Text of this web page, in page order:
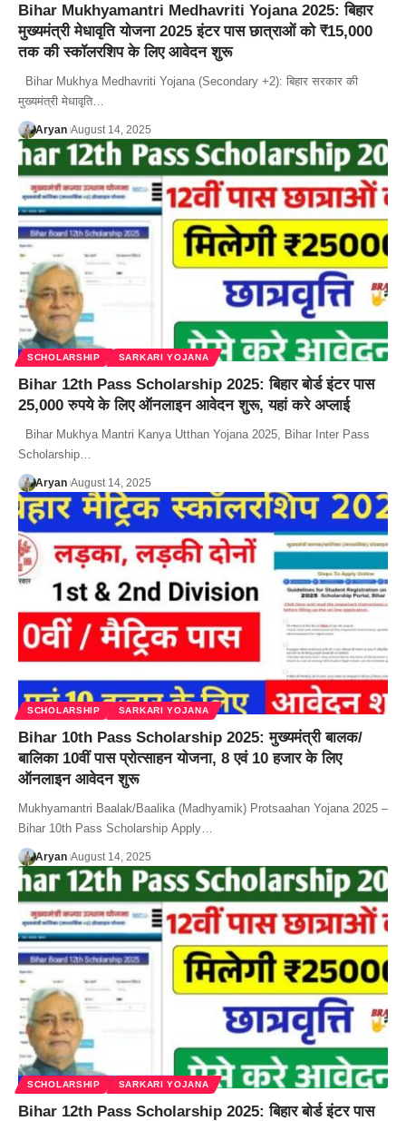
Bihar Mukhyamantri Medhavriti Yojana 2025: बिहार
मुख्यमंत्री मेधावृति योजना 2025 इंटर पास छात्राओं को ₹15,000
तक की स्कॉलरशिप के लिए आवेदन शुरू
Bihar Mukhya Medhavriti Yojana (Secondary +2): बिहार सरकार की
मुख्यमंत्री मेधावृति…
Aryan August 14, 2025
SCHOLARSHIP SARKARI YOJANA
Bihar 12th Pass Scholarship 2025: बिहार बोर्ड इंटर पास
25,000 रुपये के लिए ऑनलाइन आवेदन शुरू, यहां करे अप्लाई
Bihar Mukhya Mantri Kanya Utthan Yojana 2025, Bihar Inter Pass
Scholarship…
Aryan August 14, 2025
SCHOLARSHIP SARKARI YOJANA
Bihar 10th Pass Scholarship 2025: मुख्यमंत्री बालक/
बालिका 10वीं पास प्रोत्साहन योजना, 8 एवं 10 हजार के लिए
ऑनलाइन आवेदन शुरू
Mukhyamantri Baalak/Baalika (Madhyamik) Protsaahan Yojana 2025 –
Bihar 10th Pass Scholarship Apply…
Aryan August 14, 2025
SCHOLARSHIP SARKARI YOJANA
Bihar 12th Pass Scholarship 2025: बिहार बोर्ड इंटर पास